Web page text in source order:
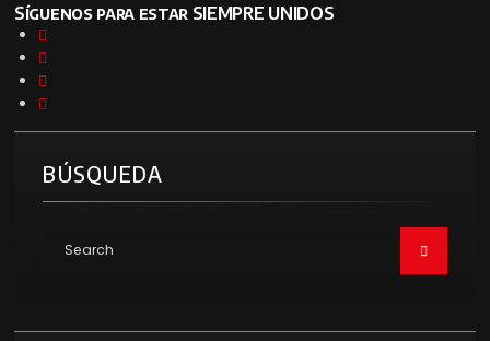
Síguenos para estar SIEMPRE UNIDOS
BÚSQUEDA